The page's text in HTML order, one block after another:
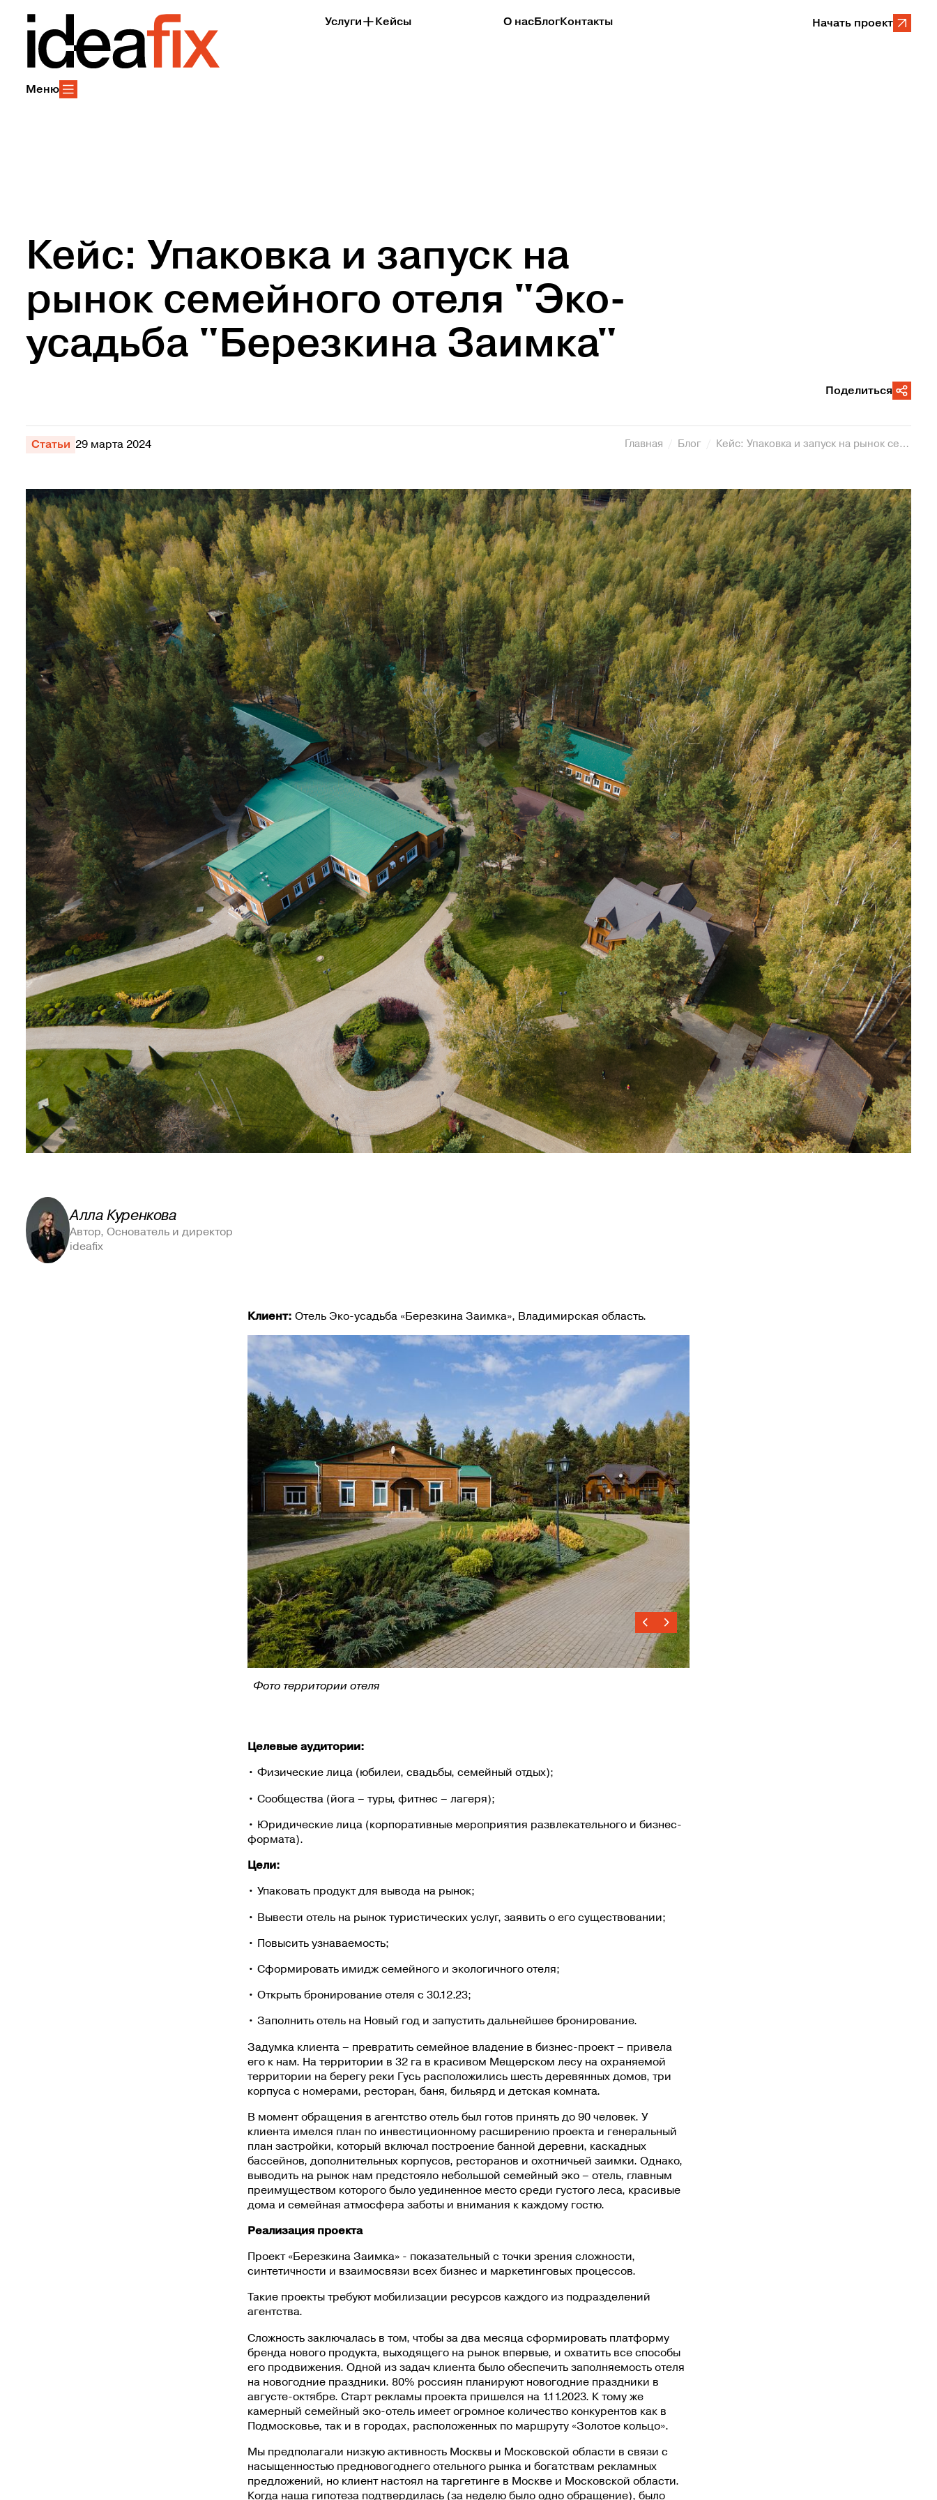
Услуги Кейсы О насБлогКонтакты Начать проект
Меню
Кейс: Упаковка и запуск на
рынок семейного отеля "Эко-
усадьба "Березкина Заимка"
Поделиться
Статьи 29 марта 2024 Главная Блог Кейс: Упаковка и запуск на рынок семейного отеля "Эко-усадьба "Березкина Заимка"
Алла Куренкова
Автор, Основатель и директор
ideafix
Клиент: Отель Эко-усадьба «Березкина Заимка», Владимирская область.
Фото территории отеля
Целевые аудитории:
• Физические лица (юбилеи, свадьбы, семейный отдых);
• Сообщества (йога – туры, фитнес – лагеря);
• Юридические лица (корпоративные мероприятия развлекательного и бизнес-
формата).
Цели:
• Упаковать продукт для вывода на рынок;
• Вывести отель на рынок туристических услуг, заявить о его существовании;
• Повысить узнаваемость;
• Сформировать имидж семейного и экологичного отеля;
• Открыть бронирование отеля с 30.12.23;
• Заполнить отель на Новый год и запустить дальнейшее бронирование.
Задумка клиента – превратить семейное владение в бизнес-проект – привела
его к нам. На территории в 32 га в красивом Мещерском лесу на охраняемой
территории на берегу реки Гусь расположились шесть деревянных домов, три
корпуса с номерами, ресторан, баня, бильярд и детская комната.
В момент обращения в агентство отель был готов принять до 90 человек. У
клиента имелся план по инвестиционному расширению проекта и генеральный
план застройки, который включал построение банной деревни, каскадных
бассейнов, дополнительных корпусов, ресторанов и охотничьей заимки. Однако,
выводить на рынок нам предстояло небольшой семейный эко – отель, главным
преимуществом которого было уединенное место среди густого леса, красивые
дома и семейная атмосфера заботы и внимания к каждому гостю.
Реализация проекта
Проект «Березкина Заимка» - показательный с точки зрения сложности,
синтетичности и взаимосвязи всех бизнес и маркетинговых процессов.
Такие проекты требуют мобилизации ресурсов каждого из подразделений
агентства.
Сложность заключалась в том, чтобы за два месяца сформировать платформу
бренда нового продукта, выходящего на рынок впервые, и охватить все способы
его продвижения. Одной из задач клиента было обеспечить заполняемость отеля
на новогодние праздники. 80% россиян планируют новогодние праздники в
августе-октябре. Старт рекламы проекта пришелся на 1.11.2023. К тому же
камерный семейный эко-отель имеет огромное количество конкурентов как в
Подмосковье, так и в городах, расположенных по маршруту «Золотое кольцо».
Мы предполагали низкую активность Москвы и Московской области в связи с
насыщенностью предновогоднего отельного рынка и богатствам рекламных
предложений, но клиент настоял на таргетинге в Москве и Московской области.
Когда наша гипотеза подтвердилась (за неделю было одно обращение), было